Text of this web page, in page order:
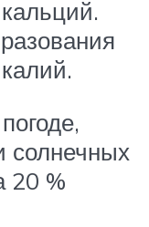
солнечных
20 %